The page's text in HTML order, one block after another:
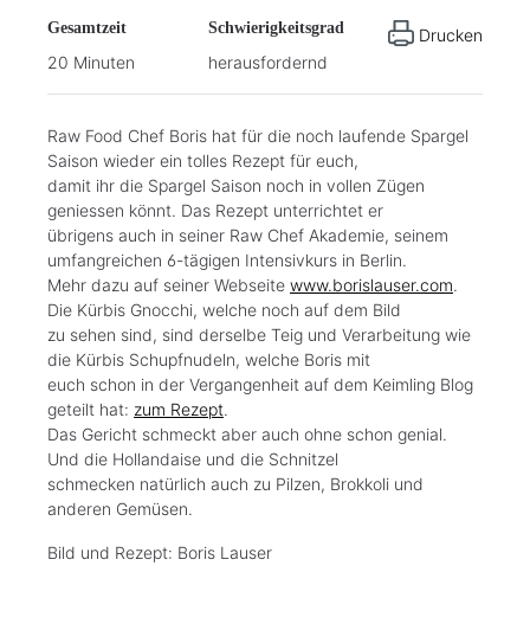
Gesamtzeit
20 Minuten
Schwierigkeitsgrad
herausfordernd
Drucken
Raw Food Chef Boris hat für die noch laufende Spargel
Saison wieder ein tolles Rezept für euch,
damit ihr die Spargel Saison noch in vollen Zügen
geniessen könnt. Das Rezept unterrichtet er
übrigens auch in seiner Raw Chef Akademie, seinem
umfangreichen 6-tägigen Intensivkurs in Berlin.
Mehr dazu auf seiner Webseite www.borislauser.com.
Die Kürbis Gnocchi, welche noch auf dem Bild
zu sehen sind, sind derselbe Teig und Verarbeitung wie
die Kürbis Schupfnudeln, welche Boris mit
euch schon in der Vergangenheit auf dem Keimling Blog
geteilt hat: zum Rezept.
Das Gericht schmeckt aber auch ohne schon genial.
Und die Hollandaise und die Schnitzel
schmecken natürlich auch zu Pilzen, Brokkoli und
anderen Gemüsen.
Bild und Rezept: Boris Lauser